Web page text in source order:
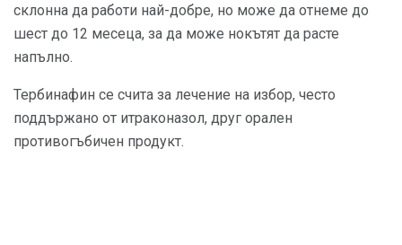
склонна да работи най-добре, но може да отнеме до
шест до 12 месеца, за да може нокътят да расте
напълно.
Тербинафин се счита за лечение на избор, често
поддържано от итраконазол, друг орален
противогъбичен продукт.